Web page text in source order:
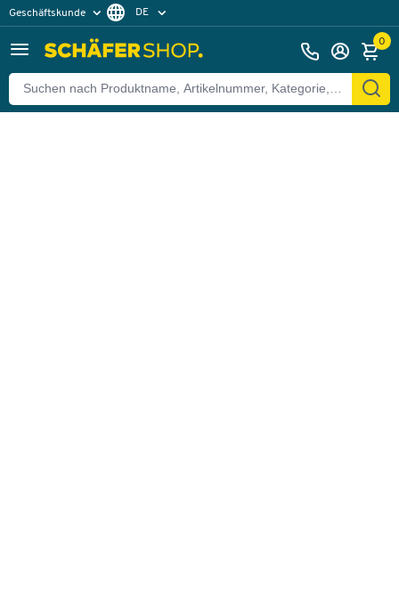
Geschäftskunde DE
0
Zurück